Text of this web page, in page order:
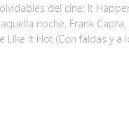
del cine: It
noche, Frank Capra,
Like It Hot (Con faldas y a